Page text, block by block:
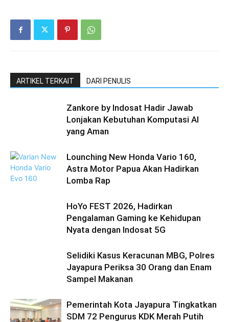
ARTIKEL TERKAIT DARI PENULIS
Zankore by Indosat Hadir Jawab
Lonjakan Kebutuhan Komputasi AI
yang Aman
Lounching New Honda Vario 160,
Astra Motor Papua Akan Hadirkan
Lomba Rap
HoYo FEST 2026, Hadirkan
Pengalaman Gaming ke Kehidupan
Nyata dengan Indosat 5G
Selidiki Kasus Keracunan MBG, Polres
Jayapura Periksa 30 Orang dan Enam
Sampel Makanan
Pemerintah Kota Jayapura Tingkatkan
SDM 72 Pengurus KDK Merah Putih